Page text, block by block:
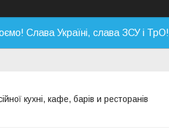
Слава Україні, слава ЗСУ і ТрО!
кухні, кафе, барів и ресторанів